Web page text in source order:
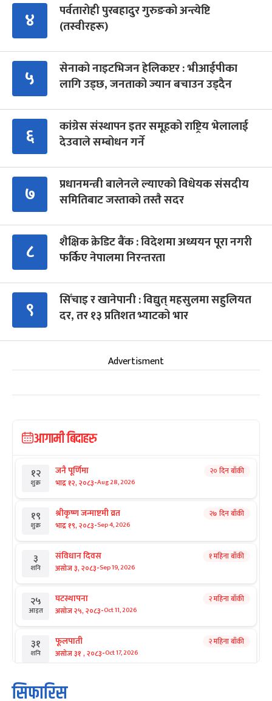
४
पर्वतारोही पुरबहादुर गुरुङको अन्त्येष्टि
(तस्वीरहरू)
५
सेनाको नाइटभिजन हेलिकप्टर : भीआईपीका
लागि उड्छ, जनताको ज्यान बचाउन उड्दैन
६
कांग्रेस संस्थापन इतर समूहको राष्ट्रिय भेलालाई
देउवाले सम्बोधन गर्ने
७
प्रधानमन्त्री बालेनले ल्याएको विधेयक संसदीय
समितिबाट जस्ताको तस्तै सदर
८
शैक्षिक क्रेडिट बैंक : विदेशमा अध्ययन पूरा नगरी
फर्किए नेपालमा निरन्तरता
९
सिँचाइ र खानेपानी : विद्युत् महसुलमा सहुलियत
दर, तर १३ प्रतिशत भ्याटको भार
Advertisment
आगामी बिदाहरु
१२
शुक्र
जनै पूर्णिमा
भाद्र १२, २०८३-Aug 28, 2026
२० दिन बाँकी
१९
शुक्र
श्रीकृष्ण जन्माष्टमी व्रत
भाद्र १९, २०८३-Sep 4, 2026
२७ दिन बाँकी
३
शनि
संविधान दिवस
असोज ३, २०८३-Sep 19, 2026
१ महिना बाँकी
२५
आइत
घटस्थापना
असोज २५, २०८३-Oct 11, 2026
२ महिना बाँकी
३१
शनि
फूलपाती
असोज ३१ , २०८३-Oct 17, 2026
२ महिना बाँकी
१
आइत
कार्तिक सङ्क्रान्ति
कार्तिक १, २०८३
सिफारिस